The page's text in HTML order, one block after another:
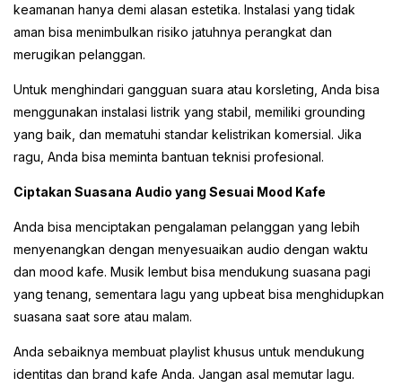
keamanan hanya demi alasan estetika. Instalasi yang tidak
aman bisa menimbulkan risiko jatuhnya perangkat dan
merugikan pelanggan.
Untuk menghindari gangguan suara atau korsleting, Anda bisa
menggunakan instalasi listrik yang stabil, memiliki grounding
yang baik, dan mematuhi standar kelistrikan komersial. Jika
ragu, Anda bisa meminta bantuan teknisi profesional.
Ciptakan Suasana Audio yang Sesuai Mood Kafe
Anda bisa menciptakan pengalaman pelanggan yang lebih
menyenangkan dengan menyesuaikan audio dengan waktu
dan mood kafe. Musik lembut bisa mendukung suasana pagi
yang tenang, sementara lagu yang upbeat bisa menghidupkan
suasana saat sore atau malam.
Anda sebaiknya membuat playlist khusus untuk mendukung
identitas dan brand kafe Anda. Jangan asal memutar lagu.